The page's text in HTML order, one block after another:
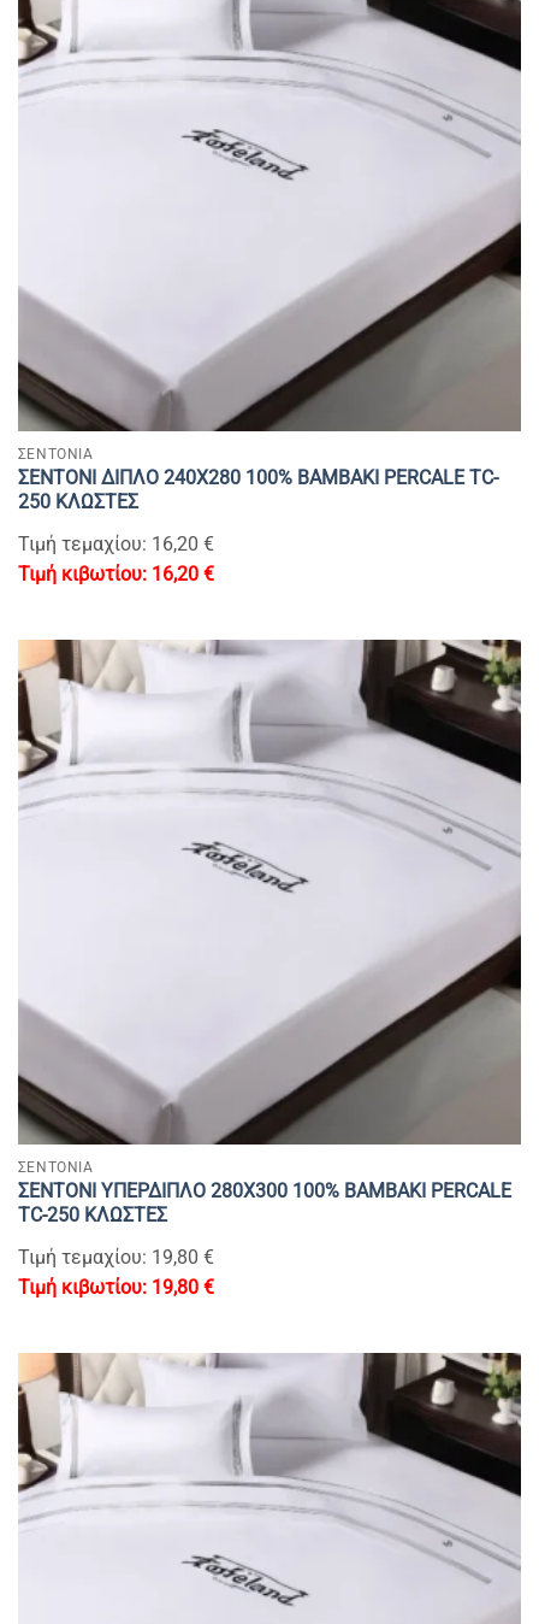
ΣΕΝΤΟΝΙΑ
ΣΕΝΤΟΝΙ ΔΙΠΛΟ 240Χ280 100% BAMBAKI PERCALE TC-
250 ΚΛΩΣΤΕΣ
Τιμή τεμαχίου: 16,20 €
16,20 €
ΣΕΝΤΟΝΙΑ
ΣΕΝΤΟΝΙ YΠΕΡΔΙΠΛΟ 280Χ300 100% BAMBAKI PERCALE
TC-250 ΚΛΩΣΤΕΣ
Τιμή τεμαχίου: 19,80 €
19,80 €